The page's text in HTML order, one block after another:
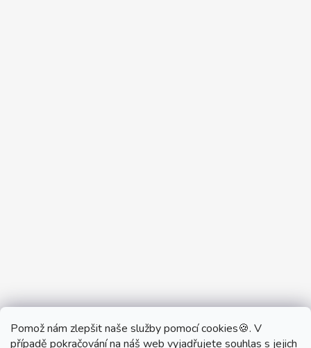
Pomož nám zlepšit naše služby pomocí cookies🍪. V
případě pokračování na náš web vyjadřujete souhlas s jejich
Partner Showroom MONOBRAND